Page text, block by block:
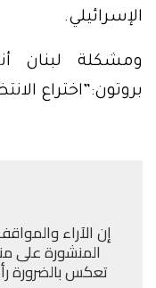
الإسرائيلي.
ومشكلة لبنان
بروتون:”اختراع
إن الآراء
المنشورة على
تعكس بالضرورة